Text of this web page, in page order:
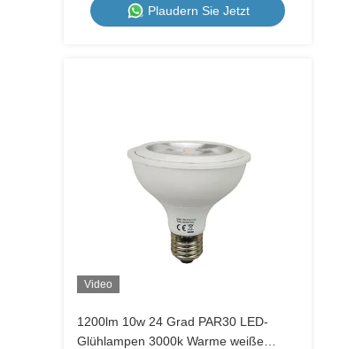
Plaudern Sie Jetzt
Video
1200lm 10w 24 Grad PAR30 LED-
Glühlampen 3000k Warme weiße